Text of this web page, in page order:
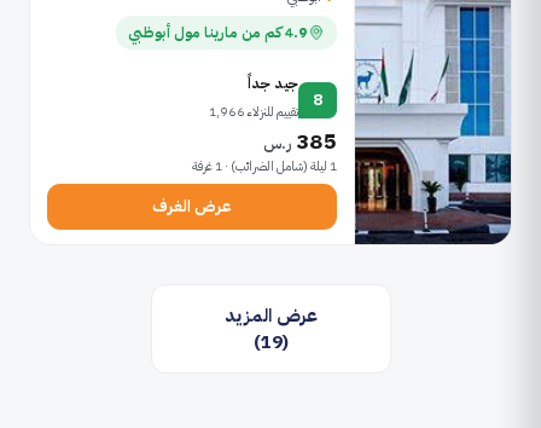
4.9 كم من مارينا مول أبوظبي
8
جيد جداً
تقييم للنزلاء 1,966
385 ر.س
1 ليلة (شامل الضرائب) · 1 غرفة
عرض الغرف
عرض المزيد
(19)